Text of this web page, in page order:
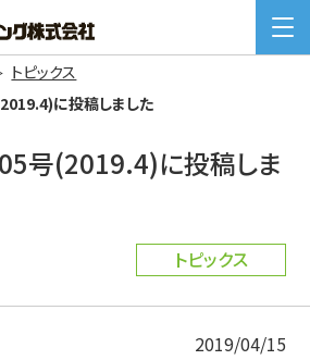
トピックス
に投稿しました
号(2019.4)に投稿しま
トピックス
2019/04/15